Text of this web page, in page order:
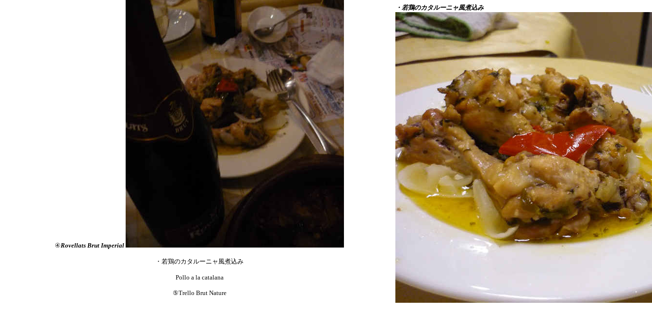
④Rovellats Brut Imperial
・若鶏のカタルーニャ風煮込み
Pollo a la catalana
⑤Trello Brut Nature
・若鶏のカタルーニャ風煮込み